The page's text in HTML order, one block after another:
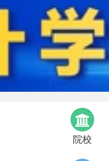
院校